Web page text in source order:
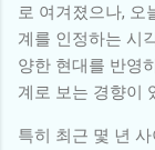
로 여겨졌으나, 오
계를 인정하는 시
양한 현대를 반영
계로 보는 경향이
특히 최근 몇 년